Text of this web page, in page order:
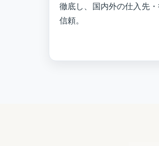
徹底し、国内外の仕入先
信頼。